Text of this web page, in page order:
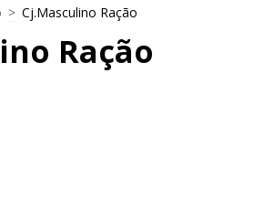
> Cj.Masculino Ração
Ração